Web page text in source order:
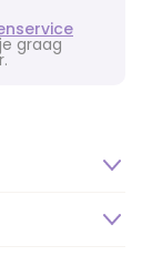
graag